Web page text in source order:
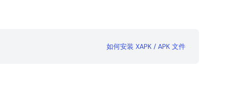
如何安装 XAPK / APK 文件